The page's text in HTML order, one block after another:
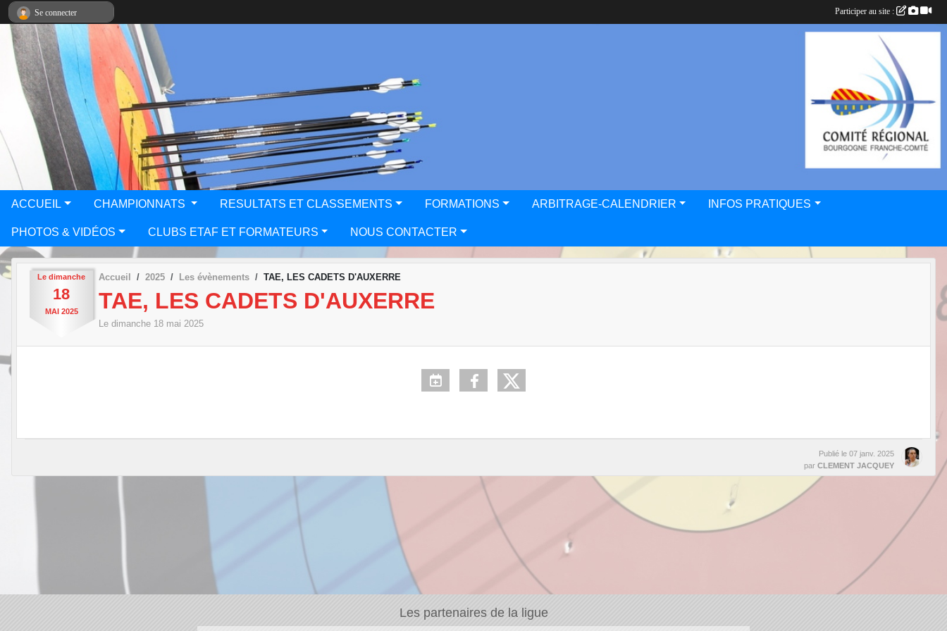
ACCUEIL CHAMPIONNATS RESULTATS ET CLASSEMENTS FORMATIONS ARBITRAGE-CALENDRIER INFOS PRATIQUES
PHOTOS & VIDÉOS CLUBS ETAF ET FORMATEURS NOUS CONTACTER
Le dimanche
18
MAI 2025
Accueil 2025 Les évènements TAE, LES CADETS D'AUXERRE
TAE, LES CADETS D'AUXERRE
Le dimanche 18 mai 2025
Publié le 07 janv. 2025
par CLEMENT JACQUEY
Les partenaires de la ligue
Se connecter Participer au site :
Panneau de gestion des cookies